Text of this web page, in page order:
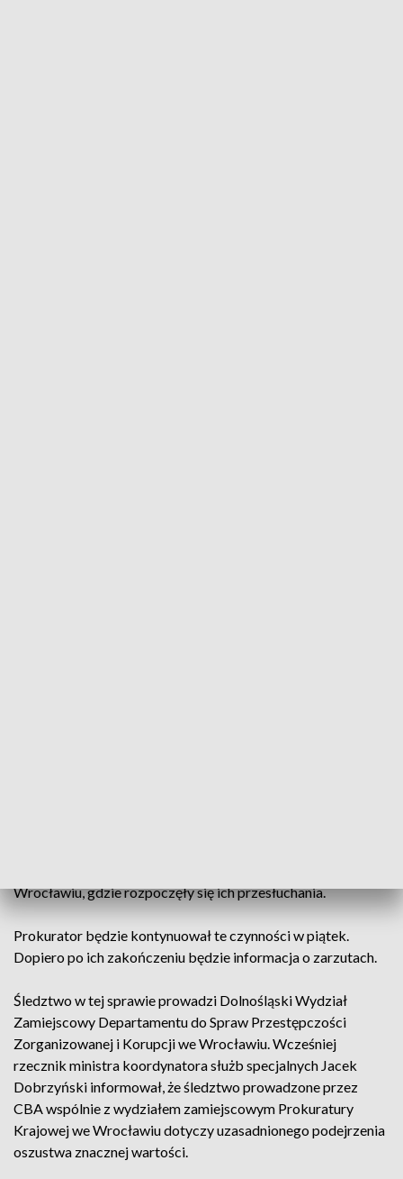
Wrocławiu, gdzie rozpoczęły się ich przesłuchania.
Prokurator będzie kontynuował te czynności w piątek.
Dopiero po ich zakończeniu będzie informacja o zarzutach.
Śledztwo w tej sprawie prowadzi Dolnośląski Wydział
Zamiejscowy Departamentu do Spraw Przestępczości
Zorganizowanej i Korupcji we Wrocławiu. Wcześniej
rzecznik ministra koordynatora służb specjalnych Jacek
Dobrzyński informował, że śledztwo prowadzone przez
CBA wspólnie z wydziałem zamiejscowym Prokuratury
Krajowej we Wrocławiu dotyczy uzasadnionego podejrzenia
oszustwa znacznej wartości.